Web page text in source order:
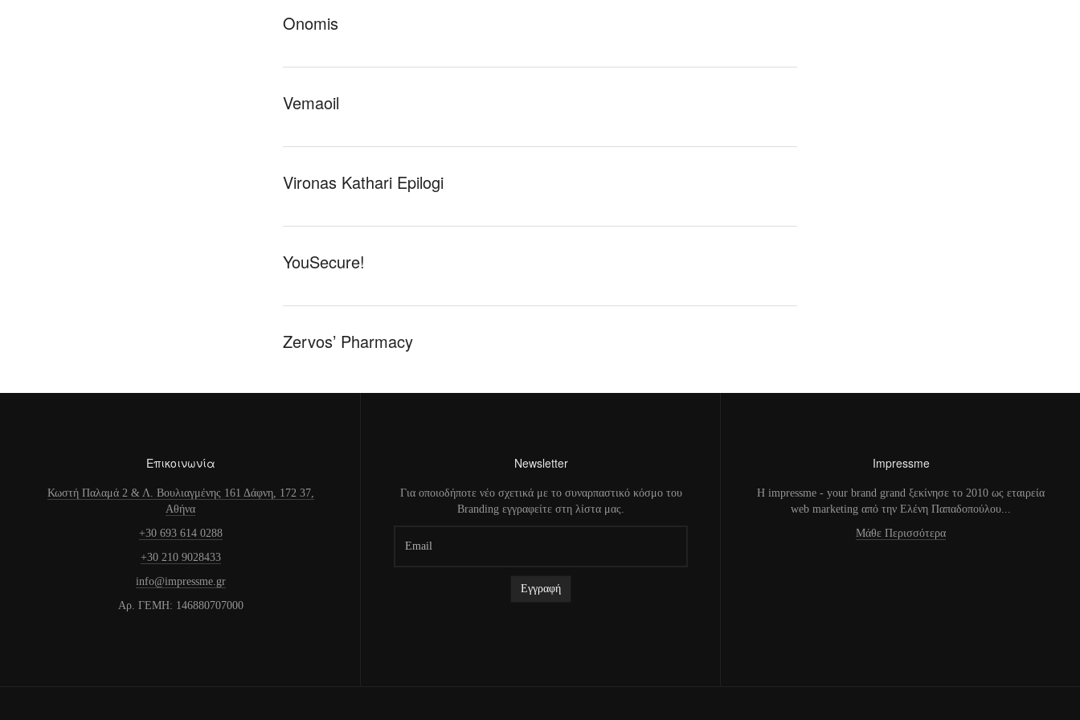
Onomis
Vemaoil
Vironas Kathari Epilogi
YouSecure!
Zervos’ Pharmacy
Επικοινωνία
Κωστή Παλαμά 2 & Λ. Βουλιαγμένης 161 Δάφνη, 172 37,
Αθήνα
+30 693 614 0288
+30 210 9028433
info@impressme.gr
Αρ. ΓΕΜΗ: 146880707000
Newsletter
Για οποιοδήποτε νέο σχετικά με το συναρπαστικό κόσμο του
Branding εγγραφείτε στη λίστα μας.
Impressme
H impressme - your brand grand ξεκίνησε το 2010 ως εταιρεία
web marketing από την Ελένη Παπαδοπούλου...
Μάθε Περισσότερα